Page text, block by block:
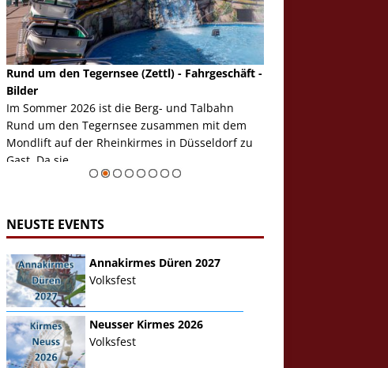
Rund um den Tegernsee (Zettl) - Fahrgeschäft -
Bilder
Im Sommer 2026 ist die Berg- und Talbahn
Rund um den Tegernsee zusammen mit dem
Mondlift auf der Rheinkirmes in Düsseldorf zu
Gast. Da sie ...
NEUSTE EVENTS
Annakirmes Düren 2027
Volksfest
Neusser Kirmes 2026
Volksfest